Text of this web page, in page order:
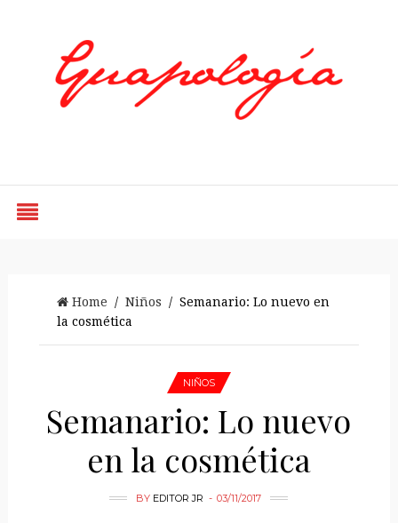
Home / Niños / Semanario: Lo nuevo en
la cosmética
NIÑOS
Semanario: Lo nuevo
en la cosmética
BY EDITOR JR 03/11/2017